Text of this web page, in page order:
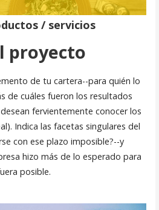
/ servicios
proyecto
de tu cartera--para quién lo
de cuáles fueron los resultados
fervientemente conocer los
Indica las facetas singulares del
con ese plazo imposible?--y
hizo más de lo esperado para
posible.